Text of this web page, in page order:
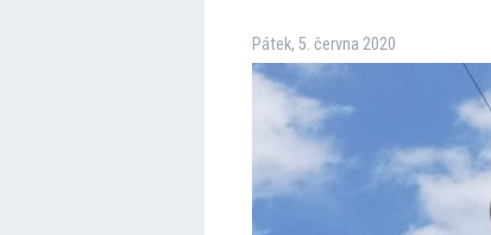
Pátek, 5. června 2020